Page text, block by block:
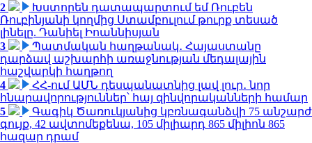
2
Խստորեն դատապարտում եմ Ռուբեն
Ռուբինյանի կողմից Ստամբուլում թուրք տեսած
լինելը. Դանիել Իոաննիսյան
3
Պատմական հաղթանակ․ Հայաստանը
դարձավ աշխարհի առաջնության մեդալային
հաշվարկի հաղթող
4
ՀՀ-ում ԱՄՆ դեսպանատնից լավ լուր․ նոր
հնարավորություններ՝ հայ զինվորականների համար
5
Գագիկ Ծառուկյանից կբռնագանձվի 75 անշարժ
գույք, 42 ավտոմեքենա, 105 միլիարդ 865 միլիոն 865
հազար դրամ